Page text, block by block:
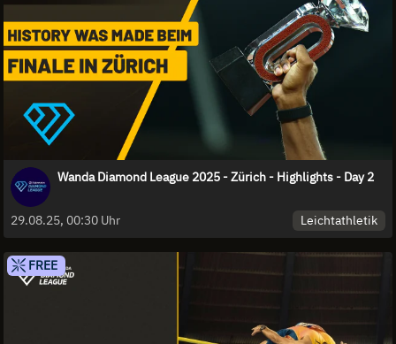
Wanda Diamond League 2025 - Zürich - Highlights - Day 2
29.08.25, 00:30 Uhr Leichtathletik
FREE